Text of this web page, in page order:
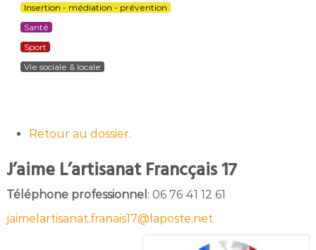
Insertion - médiation - prévention
Santé
Sport
Vie sociale & locale
Retour au dossier.
J’aime L’artisanat Francçais 17
Téléphone professionnel : 06 76 41 12 61
jaimelartisanat.franais17@laposte.net